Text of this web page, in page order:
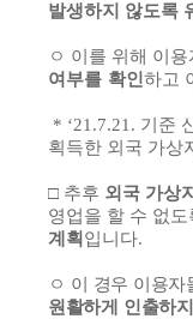
발생하지 않도록
ㅇ 이를 위해 이용
여부를 확인하고
* ‘21.7.21. 기준
획득한 외국 가상
□ 추후 외국 가상
영업을 할 수 없도
계획 입니다.
ㅇ 이 경우 이용자
원활하게
인출하